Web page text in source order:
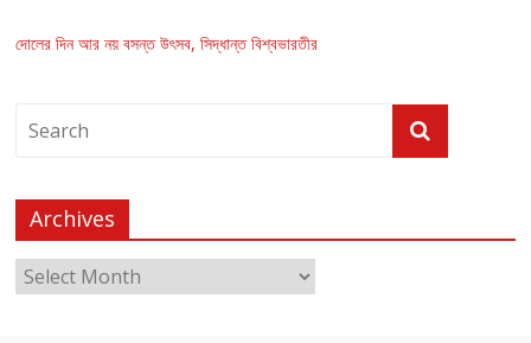
দোলের দিন আর নয় বসন্ত উৎসব, সিদ্ধান্ত বিশ্বভারতীর
Archives